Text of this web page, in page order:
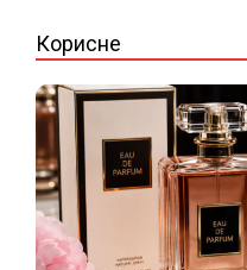
Корисне